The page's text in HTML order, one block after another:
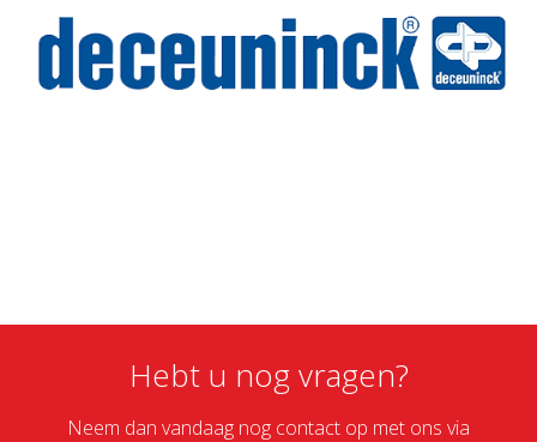
Deceuninck
Hebt u nog vragen?
Neem dan vandaag nog contact op met ons via